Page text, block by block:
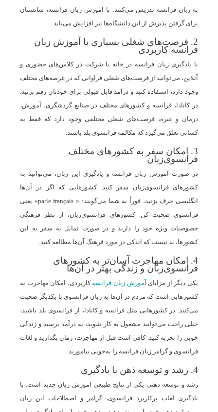
به زبان فرانسه تدریس می‌کنند. با اموزش زبان فرانسه، شانستان
برای گرفتن پذیرش از این دانشگاه‌ها نیز افزایش می‌یابد.
2. فرصت‌های شغلی بسیاری با آموزش زبان
فرانسه کاربردی
با یادگیری زبان فرانسه در خانه یا شرکت در کلاس‌های حضوری و
آنلاین، می‌توانید از فرصت‌های شغلی فراوانی که در عرصه‌های مختلف
وجود دارد، استفاده کنید و درآمد قابل قبولی برای خودتان رقم بزنید.
در کانادا، فرانسه و کشورهای مختلف در صنایع گردشگری، آموزش،
درمان و غیره، فرصت‌های شغلی مختلفی وجود دارد که فقط به
کسانی تعلق می‌گیرد که مکالمه فرانسوی بلد باشند.
3. امکان سفر به کشورهای مختلف
فرانسوی‌زبان
در صورت آموزش زبان فرانسه و یادگیری این زبان، می‌توانید به
کشورهای فرانسوی‌زبان سفر کنید. کشورهایی که اگر در آن‌ها
انگلیسی حرف بزنید، فوراً به شما می‌گویند: « parle français» یعنی
فرانسوی صحبت کن. کشورهای فرانسوی‌زبان، از نظر فرهنگی
خصوصیات ویژه خود را دارند و در صورت تمایل به سفر به این
کشورها، بد نیست که اندکی در مورد فرهنگ آن‌ها مطالعه کنید.
4. امکان مهاجرت آسان‌تر به کشورهای
فرانسوی‌زبان و زندگی بهتر در آن‌ها
یکی دیگر از مزایایآموزش زبان فرانسه کاربردی، امکان مهاجرت به
کشورهایی است که مردم در آن‌ها به زبان فرانسوی با یکدیگر صحبت
می‌کنند. در کشورهایی مثل فرانسه و کانادا، از فرانسوی بلد باشید،
خیلی راحت می‌توانید مشغول به کار شوید، به درآمد برسید و زندگی
خوبی را تجربه کنید. کافی است قبل از مهاجرت، زمان بگذارید و لغات
فرانسوی و گرامر زبان فرانسه را به‌خوبی بیاموزید.
4. رشد و توسعه ذهن با یادگیری
رشد و توسعه ذهنی یکی از نتایج طبیعی آموزش زبان جدید است. با
یادگیری لغات پرکاربرد فرانسوی، گرامر و اصطلاحات این زبان